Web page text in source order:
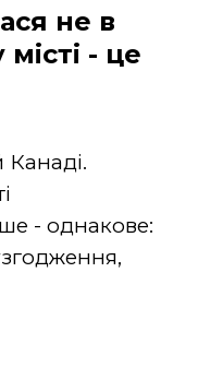
не в
- це
- однакове: